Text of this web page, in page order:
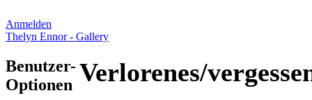
Anmelden
Thelyn Ennor - Gallery
Benutzer-
Optionen Verlorenes/